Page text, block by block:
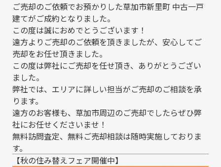
ご売却のご依頼でお預かりした草加市新里町 中古一戸
建てがご成約となりました。
この度は誠におめでとうございます！
遠方よりご売却のご依頼を頂きましたが、安心してご
売却をお任せ頂きました。
この度は弊社にご売却を任せ頂き、ありがとうござい
ました。
弊社では、エリアに詳しい担当がご売却のご相談を承
ります。
遠方のお客様も、草加市周辺のご売却でしたらぜひ弊
社にお任せくださいませ！
無料訪問査定、無料ご売却相談は随時実施しておりま
す。
【秋の住み替えフェア開催中】